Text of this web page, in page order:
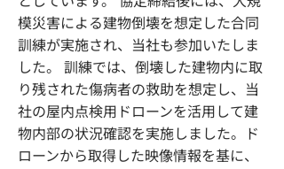
模災害による建物倒壊を想定した合同
訓練が実施され、当社も参加いたしま
した。 訓練では、倒壊した建物内に取
り残された傷病者の救助を想定し、当
社の屋内点検用ドローンを活用して建
物内部の状況確認を実施しました。ド
ローンから取得した映像情報を基に、